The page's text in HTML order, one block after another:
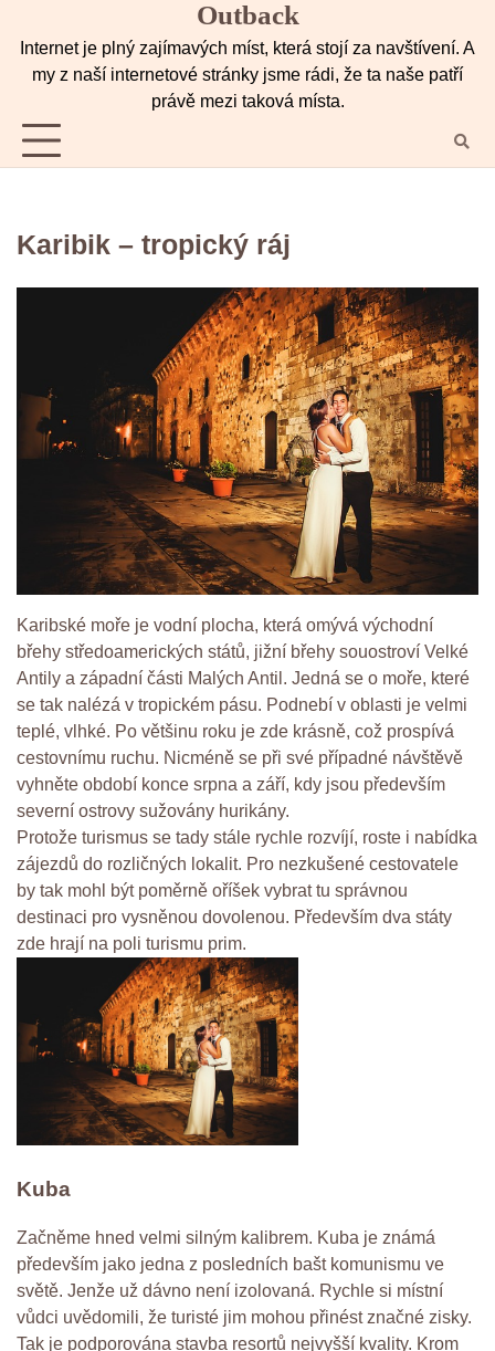
Outback
Internet je plný zajímavých míst, která stojí za navštívení. A
my z naší internetové stránky jsme rádi, že ta naše patří
právě mezi taková místa.
Karibik – tropický ráj
Karibské moře je vodní plocha, která omývá východní
břehy středoamerických států, jižní břehy souostroví Velké
Antily a západní části Malých Antil. Jedná se o moře, které
se tak nalézá v tropickém pásu. Podnebí v oblasti je velmi
teplé, vlhké. Po většinu roku je zde krásně, což prospívá
cestovnímu ruchu. Nicméně se při své případné návštěvě
vyhněte období konce srpna a září, kdy jsou především
severní ostrovy sužovány hurikány.
Protože turismus se tady stále rychle rozvíjí, roste i nabídka
zájezdů do rozličných lokalit. Pro nezkušené cestovatele
by tak mohl být poměrně oříšek vybrat tu správnou
destinaci pro vysněnou dovolenou. Především dva státy
zde hrají na poli turismu prim.
Kuba
Začněme hned velmi silným kalibrem. Kuba je známá
především jako jedna z posledních bašt komunismu ve
světě. Jenže už dávno není izolovaná. Rychle si místní
vůdci uvědomili, že turisté jim mohou přinést značné zisky.
Tak je podporována stavba resortů nejvyšší kvality. Krom